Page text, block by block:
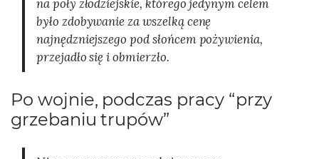
na poły złodziejskie, którego jedynym celem
było zdobywanie za wszelką cenę
najnędzniejszego pod słońcem pożywienia,
przejadło się i obmierzło.
Po wojnie, podczas pracy “przy
grzebaniu trupów”